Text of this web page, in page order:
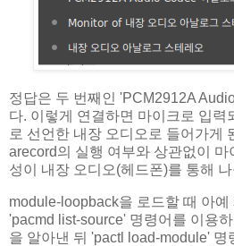
정답은 두 번째인 'PCM2912A
다. 이렇게 연결하면 마이크로 입력
로 선언한 내장 오디오로 들어가게
arecord의 실행 여부와 상관없이
성이 내장 오디오(헤드폰)를 통해
module-loopback을 로드할 때 아
'pacmd list-source' 명령어를 이용
을 알아낸 뒤 'pactl load-module' 명